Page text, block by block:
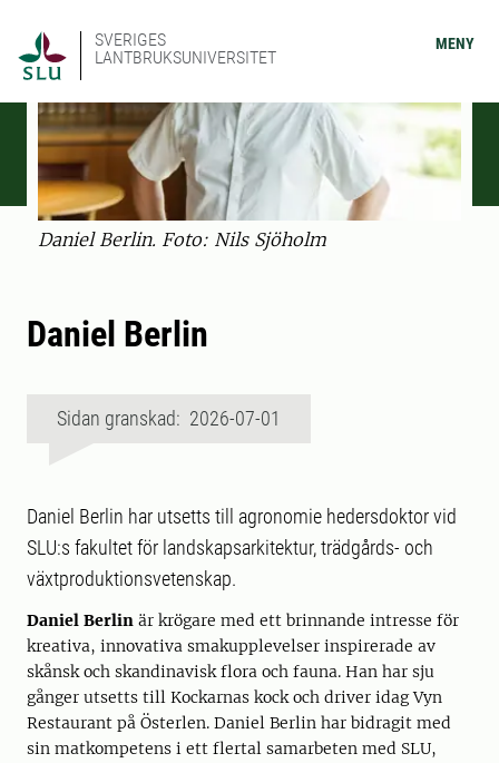
SVERIGES
LANTBRUKSUNIVERSITET
MENY
Daniel Berlin. Foto: Nils Sjöholm
Daniel Berlin
Sidan granskad: 2026-07-01
Daniel Berlin har utsetts till agronomie hedersdoktor vid
SLU:s fakultet för landskapsarkitektur, trädgårds- och
växtproduktionsvetenskap.
Daniel Berlin är krögare med ett brinnande intresse för
kreativa, innovativa smakupplevelser inspirerade av
skånsk och skandinavisk flora och fauna. Han har sju
gånger utsetts till Kockarnas kock och driver idag Vyn
Restaurant på Österlen. Daniel Berlin har bidragit med
sin matkompetens i ett flertal samarbeten med SLU,